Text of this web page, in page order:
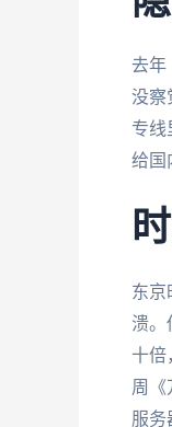
去年
没察
专线
给国
东京
溃。
十倍
周《
服务